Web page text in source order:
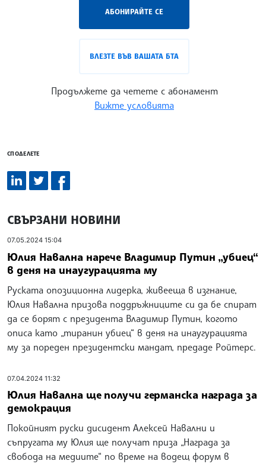
АБОНИРАЙТЕ СЕ
ВЛЕЗТЕ ВЪВ ВАШАТА БТА
Продължете да четете с абонамент
Вижте условията
СПОДЕЛЕТЕ
СВЪРЗАНИ НОВИНИ
07.05.2024 15:04
Юлия Навална нарече Владимир Путин „убиец“
в деня на инаугурацията му
Руската опозиционна лидерка, живееща в изгнание,
Юлия Навална призова поддръжниците си да бе спират
да се борят с президента Владимир Путин, когото
описа като „тиранин убиец“ в деня на инаугурацията
му за пореден президентски мандат, предаде Ройтерс.
07.04.2024 11:32
Юлия Навална ще получи германска награда за
демокрация
Покойният руски дисидент Алексей Навални и
съпругата му Юлия ще получат приза „Награда за
свобода на медиите“ по време на водещ форум в